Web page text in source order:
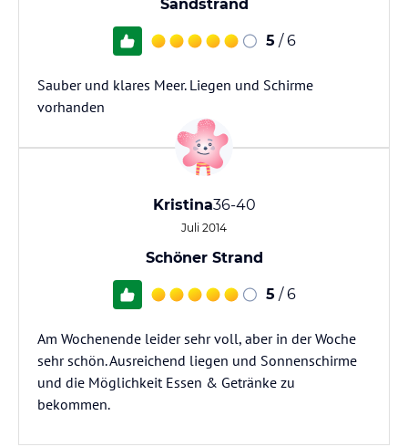
Sandstrand
5 / 6
Sauber und klares Meer. Liegen und Schirme
vorhanden
Kristina36-40
Juli 2014
Schöner Strand
5 / 6
Am Wochenende leider sehr voll, aber in der Woche
sehr schön. Ausreichend liegen und Sonnenschirme
und die Möglichkeit Essen & Getränke zu
bekommen.